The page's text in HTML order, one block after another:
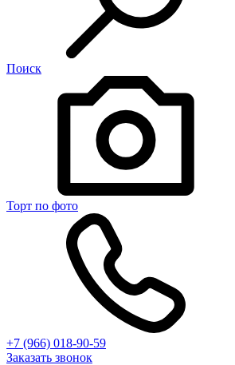
Поиск
Торт по фото
+7 (966) 018-90-59
Заказать звонок